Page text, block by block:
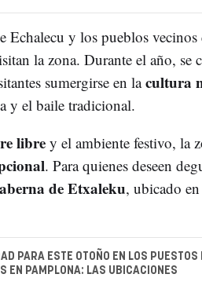
Echalecu y los pueblos vecinos
la zona. Durante el año, se
sumergirse en lacultura
y el baile tradicional.
librey el ambiente festivo, la
. Para quienes deseen
de Etxaleku, ubicado
PARA ESTE OTOÑO EN LOS PUESTOS
EN PAMPLONA: LAS UBICACIONES